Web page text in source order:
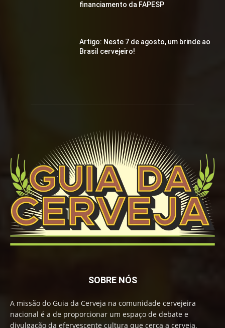
financiamento da FAPESP
Artigo: Neste 7 de agosto, um brinde ao
Brasil cervejeiro!
SOBRE NÓS
A missão do Guia da Cerveja na comunidade cervejeira
nacional é a de proporcionar um espaço de debate e
divulgação da efervescente cultura que cerca a cerveja,